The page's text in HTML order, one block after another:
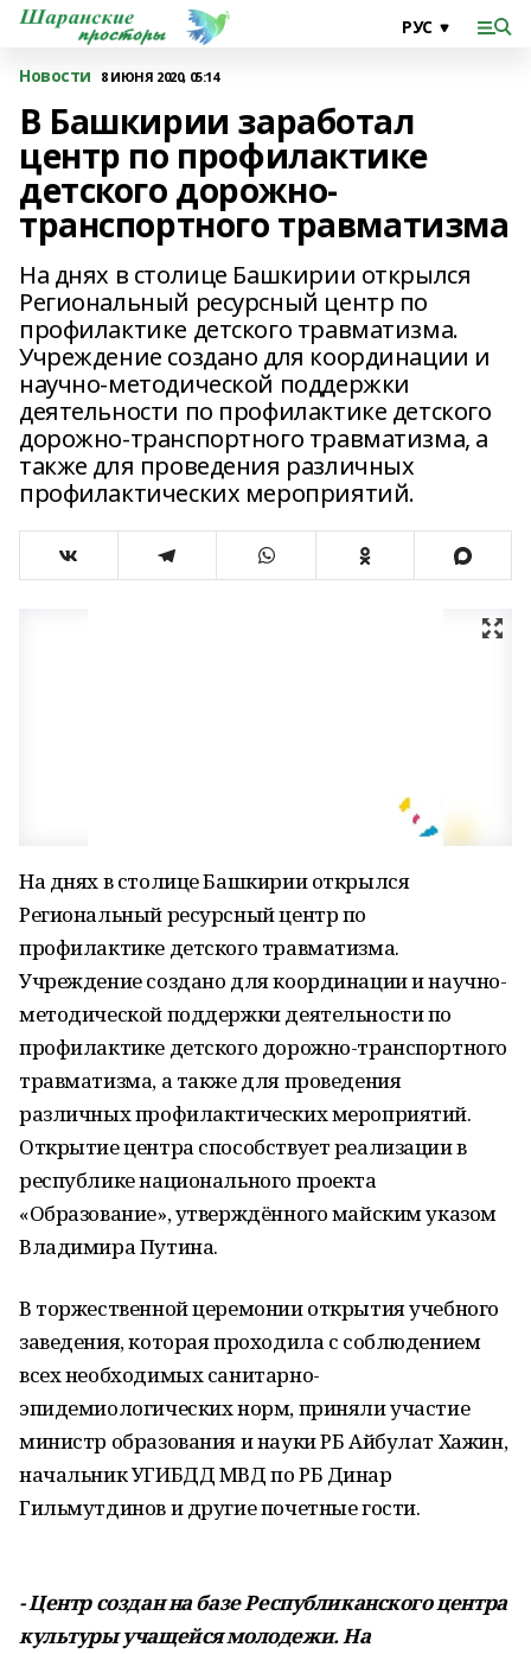
Новости 8 ИЮНЯ 2020, 05:14
В Башкирии заработал
центр по профилактике
детского дорожно-
транспортного травматизма
На днях в столице Башкирии открылся
Региональный ресурсный центр по
профилактике детского травматизма.
Учреждение создано для координации и
научно-методической поддержки
деятельности по профилактике детского
дорожно-транспортного травматизма, а
также для проведения различных
профилактических мероприятий.
На днях в столице Башкирии открылся
Региональный ресурсный центр по
профилактике детского травматизма.
Учреждение создано для координации и научно-
методической поддержки деятельности по
профилактике детского дорожно-транспортного
травматизма, а также для проведения
различных профилактических мероприятий.
Открытие центра способствует реализации в
республике национального проекта
«Образование», утверждённого майским указом
Владимира Путина.
В торжественной церемонии открытия учебного
заведения, которая проходила с соблюдением
всех необходимых санитарно-
эпидемиологических норм, приняли участие
министр образования и науки РБ Айбулат Хажин,
начальник УГИБДД МВД по РБ Динар
Гильмутдинов и другие почетные гости.
- Центр создан на базе Республиканского центра
культуры учащейся молодежи. На